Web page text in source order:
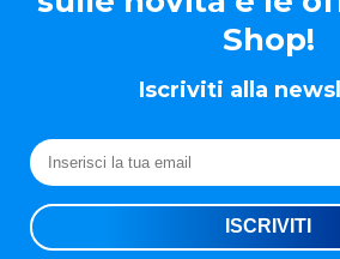
Shop!
Iscriviti alla